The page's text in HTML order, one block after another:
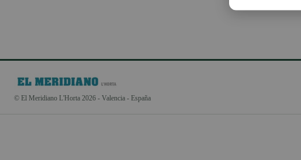
© El Meridiano L'Horta 2026 - Valencia - España